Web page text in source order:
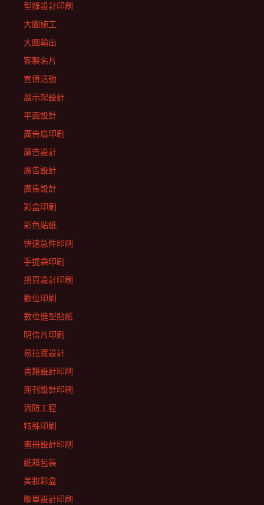
型錄設計印刷
大圖施工
大圖輸出
客製名片
宣傳活動
展示架設計
平面設計
廣告扇印刷
廣告設計
廣告設計
廣告設計
彩盒印刷
彩色貼紙
快速急件印刷
手提袋印刷
摺頁設計印刷
數位印刷
數位造型貼紙
明信片印刷
易拉寶設計
書籍設計印刷
期刊設計印刷
消防工程
特殊印刷
畫冊設計印刷
紙箱包裝
美妝彩盒
聯單設計印刷